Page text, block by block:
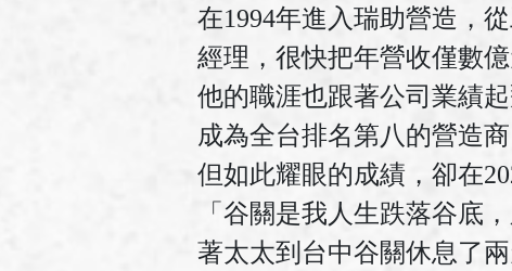
在1994年進入瑞助營造，
經理，很快把年營收僅數
他的職涯也跟著公司業績
成為全台排名第八的營造
但如此耀眼的成績，卻在
「谷關是我人生跌落谷底
著太太到台中谷關休息了兩